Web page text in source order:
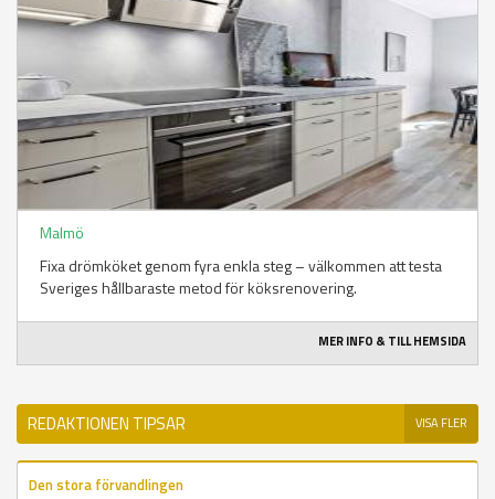
Malmö
Fixa drömköket genom fyra enkla steg – välkommen att testa
Sveriges hållbaraste metod för köksrenovering.
MER INFO & TILL HEMSIDA
REDAKTIONEN TIPSAR VISA FLER
Den stora förvandlingen